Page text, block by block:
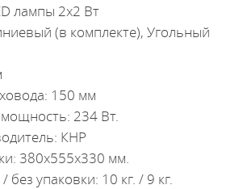
лампы 2х2 Вт
(в комплекте), Угольный
150 мм
234 Вт.
КНР
380х555х330 мм.
без упаковки: 10 кг. / 9 кг.